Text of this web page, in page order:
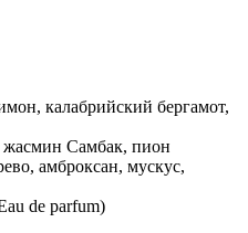
калабрийский бергамот,
жасмин Самбак, пион
амброксан, мускус,
de parfum)